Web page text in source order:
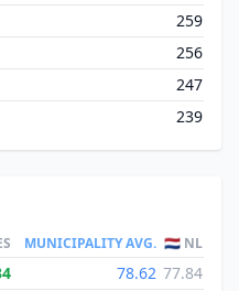
259
256
247
239
MUNICIPALITY AVG. 🇳🇱 NL
78.62 77.84